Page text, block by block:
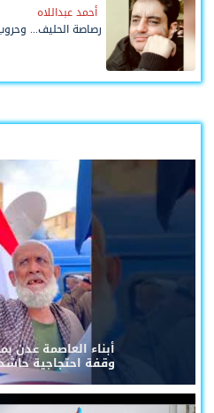
أحمد عبداللاه
رصاصة الحليف...
أبناء العاصمة عدن
وقفة احتجاجية